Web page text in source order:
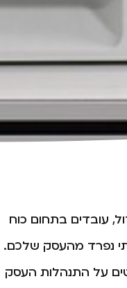
עובדים בתחום כוח
נפרד מהעסק שלכם.
על התנהלות העסק